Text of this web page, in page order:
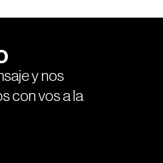
y nos
con vos a la